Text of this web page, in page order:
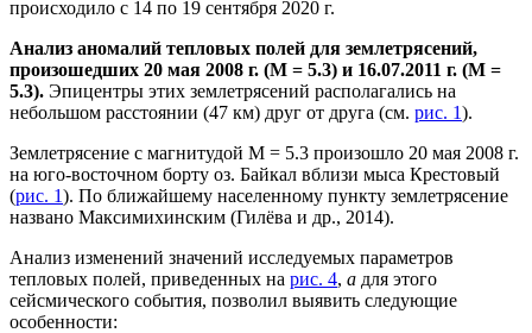
происходило с 14 по 19 сентября 2020 г.
Анализ аномалий тепловых полей для землетрясений,
произошедших 20 мая 2008 г. (М = 5.3) и 16.07.2011 г. (M =
5.3). Эпицентры этих землетрясений располагались на
небольшом расстоянии (47 км) друг от друга (см. рис. 1).
Землетрясение с магнитудой M = 5.3 произошло 20 мая 2008 г.
на юго-восточном борту оз. Байкал вблизи мыса Крестовый
(рис. 1). По ближайшему населенному пункту землетрясение
названо Максимихинским (Гилёва и др., 2014).
Анализ изменений значений исследуемых параметров
тепловых полей, приведенных на рис. 4, а для этого
сейсмического события, позволил выявить следующие
особенности: